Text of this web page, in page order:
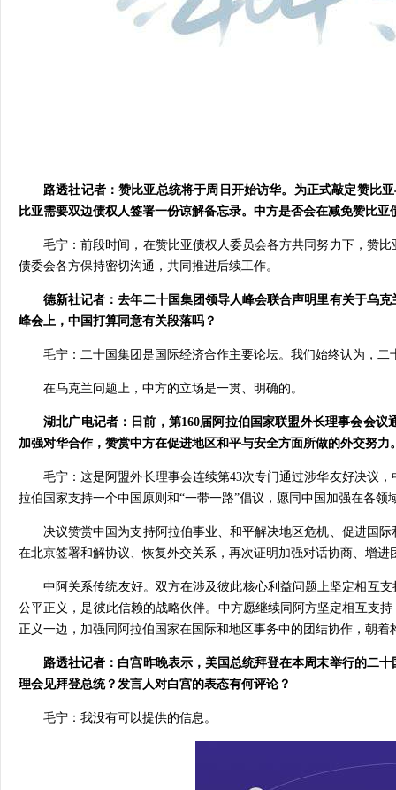
路透社记者：赞比亚总统将于周日开始访华。为正式敲定赞比
比亚需要双边债权人签署一份谅解备忘录。中方是否会在减免赞比
毛宁：前段时间，在赞比亚债权人委员会各方共同努力下，赞
债委会各方保持密切沟通，共同推进后续工作。
德新社记者：去年二十国集团领导人峰会联合声明里有关于乌
峰会上，中国打算同意有关段落吗？
毛宁：二十国集团是国际经济合作主要论坛。我们始终认为，
在乌克兰问题上，中方的立场是一贯、明确的。
湖北广电记者：日前，第160届阿拉伯国家联盟外长理事会会
加强对华合作，赞赏中方在促进地区和平与安全方面所做的外交努力
毛宁：这是阿盟外长理事会连续第43次专门通过涉华友好决议
拉伯国家支持一个中国原则和“一带一路”倡议，愿同中国加强在各
决议赞赏中国为支持阿拉伯事业、和平解决地区危机、促进国
在北京签署和解协议、恢复外交关系，再次证明加强对话协商、增
中阿关系传统友好。双方在涉及彼此核心利益问题上坚定相互
公平正义，是彼此信赖的战略伙伴。中方愿继续同阿方坚定相互支
正义一边，加强同阿拉伯国家在国际和地区事务中的团结协作，朝
路透社记者：白宫昨晚表示，美国总统拜登在本周末举行的二
理会见拜登总统？发言人对白宫的表态有何评论？
毛宁：我没有可以提供的信息。